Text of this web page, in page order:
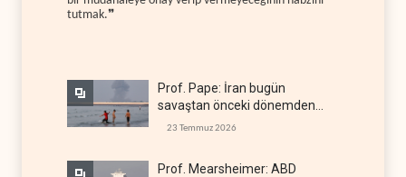
tutmak.❞
Prof. Pape: İran bugün
savaştan önceki dönemden
çok daha güçlü
23 Temmuz 2026
Prof. Mearsheimer: ABD